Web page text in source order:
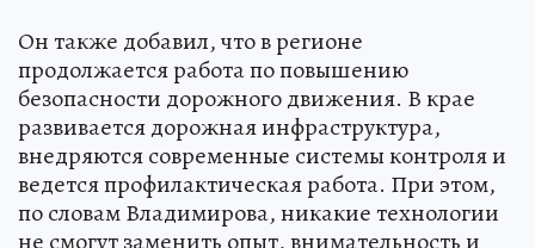
Он также добавил, что в регионе
продолжается работа по повышению
безопасности дорожного движения. В крае
развивается дорожная инфраструктура,
внедряются современные системы контроля и
ведется профилактическая работа. При этом,
по словам Владимирова, никакие технологии
не смогут заменить опыт, внимательность и